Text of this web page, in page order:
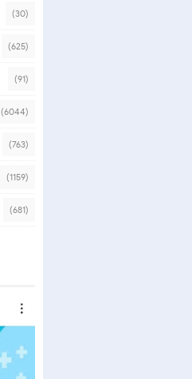
(30)
(625)
(91)
(6044)
(763)
(1159)
(681)